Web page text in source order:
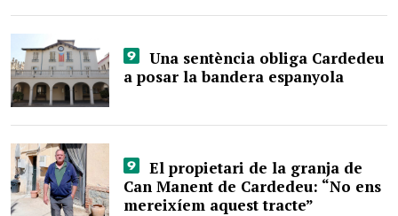
Una sentència obliga Cardedeu
a posar la bandera espanyola
El propietari de la granja de
Can Manent de Cardedeu: “No ens
mereixíem aquest tracte”